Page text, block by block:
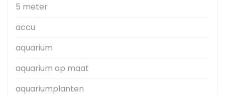
5 meter
accu
aquarium
aquarium op maat
aquariumplanten